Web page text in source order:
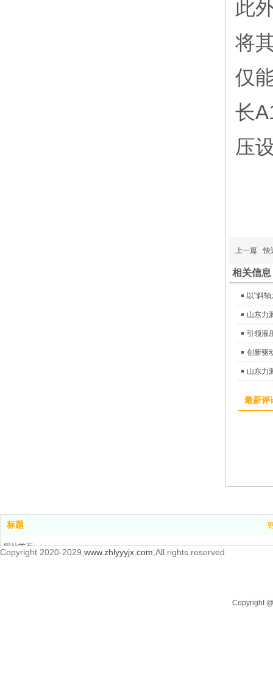
此
将
仅
长
压
上一篇 快
相关信息
创新驱
山东力
最新评
标题
网站首页
Copyright 2020-2029, www.zhlyyyjx.com ,All rights reserved
Copyright